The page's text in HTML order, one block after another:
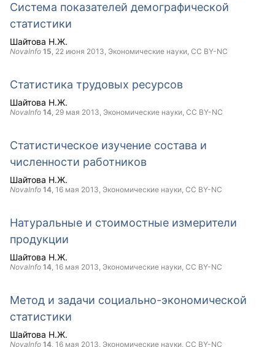
Система показателей демографической
статистики
Шайтова Н.Ж.
NovaInfo 15, 22 июня 2013, Экономические науки, CC BY-NC
Статистика трудовых ресурсов
Шайтова Н.Ж.
NovaInfo 14, 29 мая 2013, Экономические науки, CC BY-NC
Статистическое изучение состава и
численности работников
Шайтова Н.Ж.
NovaInfo 14, 16 мая 2013, Экономические науки, CC BY-NC
Натуральные и стоимостные измерители
продукции
Шайтова Н.Ж.
NovaInfo 14, 16 мая 2013, Экономические науки, CC BY-NC
Метод и задачи социально-экономической
статистики
Шайтова Н.Ж.
NovaInfo 14, 16 мая 2013, Экономические науки, CC BY-NC